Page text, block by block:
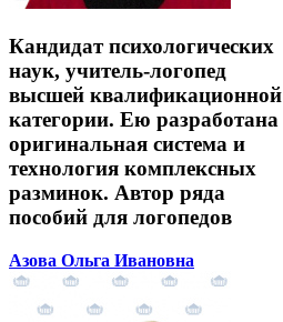
Кандидат психологических
наук, учитель-логопед
высшей квалификационной
категории. Ею разработана
оригинальная система и
технология комплексных
разминок. Автор ряда
пособий для логопедов
Азова Ольга Ивановна